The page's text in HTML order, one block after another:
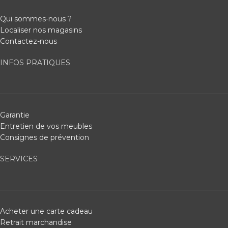
Qui sommes-nous ?
Localiser nos magasins
Contactez-nous
INFOS PRATIQUES
Garantie
Entretien de vos meubles
Consignes de prévention
SERVICES
Acheter une carte cadeau
Retrait marchandise